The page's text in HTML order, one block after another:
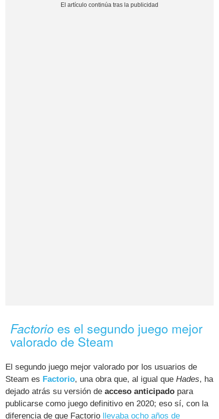
Factorio es el segundo juego mejor
valorado de Steam
El segundo juego mejor valorado por los usuarios de
Steam es Factorio, una obra que, al igual queHades, ha
dejado atrás su versión deacceso anticipado para
publicarse como juego definitivo en 2020; eso sí, con la
diferencia de que Factorio llevaba ocho años de